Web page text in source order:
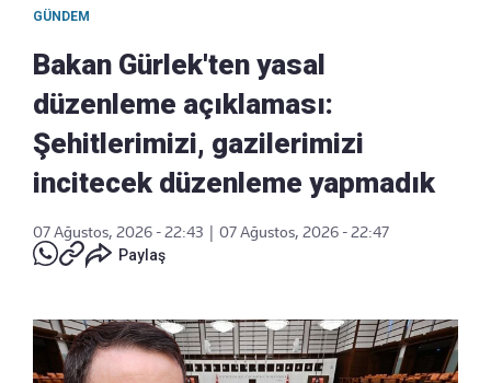
GÜNDEM
Bakan Gürlek'ten yasal
düzenleme açıklaması:
Şehitlerimizi, gazilerimizi
incitecek düzenleme yapmadık
07 Ağustos, 2026 - 22:43
07 Ağustos, 2026 - 22:47
Paylaş